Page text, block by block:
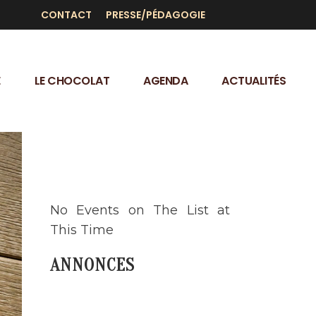
CONTACT PRESSE/PÉDAGOGIE
LE CHOCOLAT AGENDA ACTUALITÉS
No Events on The List at
This Time
ANNONCES